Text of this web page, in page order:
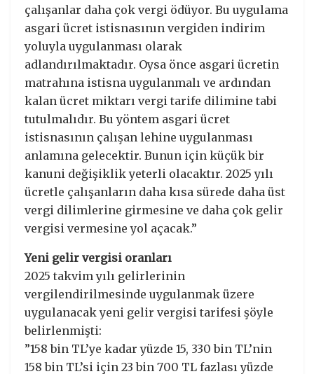
çalışanlar daha çok vergi ödüyor. Bu uygulama
asgari ücret istisnasının vergiden indirim
yoluyla uygulanması olarak
adlandırılmaktadır. Oysa önce asgari ücretin
matrahına istisna uygulanmalı ve ardından
kalan ücret miktarı vergi tarife dilimine tabi
tutulmalıdır. Bu yöntem asgari ücret
istisnasının çalışan lehine uygulanması
anlamına gelecektir. Bunun için küçük bir
kanuni değişiklik yeterli olacaktır. 2025 yılı
ücretle çalışanların daha kısa sürede daha üst
vergi dilimlerine girmesine ve daha çok gelir
vergisi vermesine yol açacak.”
Yeni gelir vergisi oranları
2025 takvim yılı gelirlerinin
vergilendirilmesinde uygulanmak üzere
uygulanacak yeni gelir vergisi tarifesi şöyle
belirlenmişti:
”158 bin TL’ye kadar yüzde 15, 330 bin TL’nin
158 bin TL’si için 23 bin 700 TL fazlası yüzde